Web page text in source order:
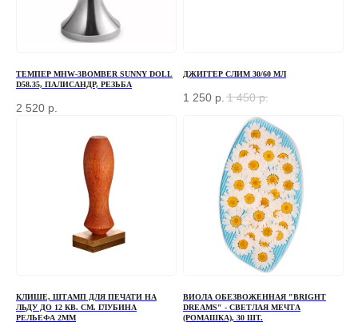
ТЕМПЕР MHW-3BOMBER SUNNY DOLL
D58.35, ПАЛИСАНДР, РЕЗЬБА
2 520 р.
ДЖИГГЕР СЛИМ 30/60 МЛ
1 250 р. 1 450 р.
КЛИШЕ, ШТАМП ДЛЯ ПЕЧАТИ НА
ЛЬДУ ДО 12 КВ. СМ. ГЛУБИНА
РЕЛЬЕФА 2ММ
ВИОЛА ОБЕЗВОЖЕННАЯ "BRIGHT
DREAMS" - СВЕТЛАЯ МЕЧТА
(РОМАШКА), 30 ШТ.
нужна консультация — оставьте свои контакты, мы
свяжемся с вами
Отправляя форму, вы соглашаетесь
с Политикой
конфиденциальности и обработки персональных данных
ЗАКАЗАТЬ ЗВОНОК